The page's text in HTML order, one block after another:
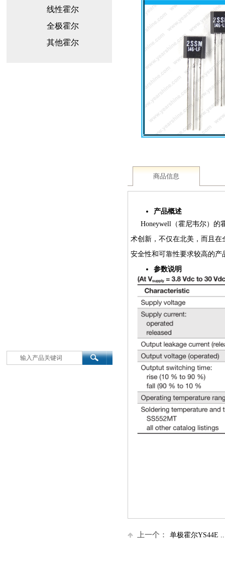
商品信息
产品概述
Honeywell（霍尼韦尔） 的
术创新，不仅在北美，而且 在
安全性和可靠性要求较高的产
参数说明
上一个： 单极霍尔YS44E
线性霍尔
全极霍尔
其他霍尔